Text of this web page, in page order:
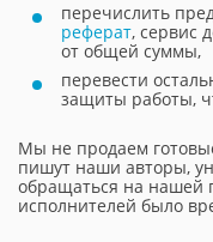
перечислить
реферат, сервис
от общей суммы,
перевести
защиты работы,
Мы не продаем
пишут наши авторы,
обращаться на нашей
исполнителей было